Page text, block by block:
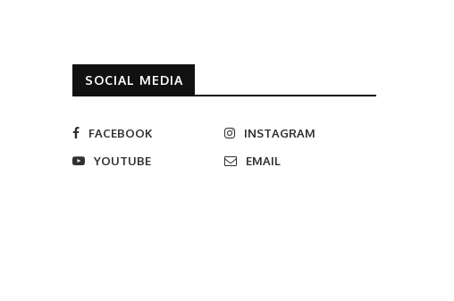
SOCIAL MEDIA
FACEBOOK
INSTAGRAM
YOUTUBE
EMAIL